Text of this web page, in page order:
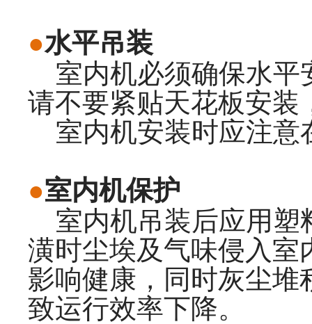
●水平吊装
室内机必须确保水平
请不要紧贴天花板安装
室内机安装时应注意
●室内机保护
室内机吊装后应用塑
潢时尘埃及气味侵入室
影响健康，同时灰尘
致运行效率下降。